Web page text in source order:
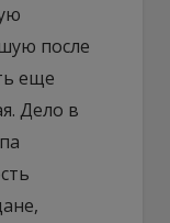
после
еще
Дело в